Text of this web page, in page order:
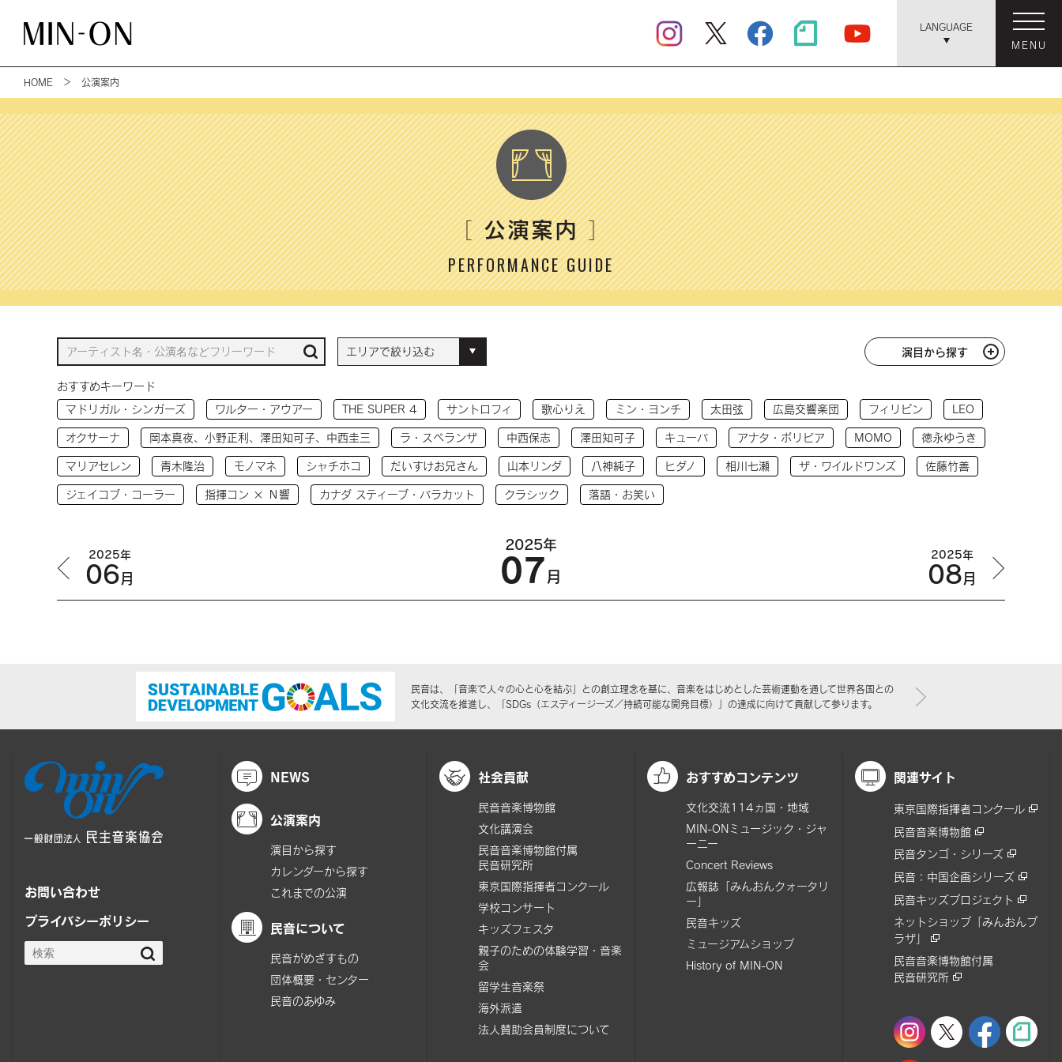
LANGUAGE
MENU
HOME ＞ 公演案内
［公演案内］
PERFORMANCE GUIDE
演目から探す
おすすめキーワード
マドリガル・シンガーズ
ワルター・アウアー THE SUPER 4 サントロフィ 歌心りえ ミン・ヨンチ 太田弦 広島交響楽団 フィリピン LEO
オクサーナ 岡本真夜、小野正利、澤田知可子、中西圭三 ラ・スペランザ 中西保志 澤田知可子 キューバ アナタ・ボリビア MOMO 徳永ゆうき
マリアセレン 青木隆治 モノマネ シャチホコ だいすけお兄さん 山本リンダ 八神純子 ヒダノ 相川七瀬 ザ・ワイルドワンズ 佐藤竹善
ジェイコブ・コーラー 指揮コン × Ｎ響 カナダ スティーブ・バラカット クラシック 落語・お笑い
2025年
06月
2025年
07月
2025年
08月
民音は、「音楽で人々の心と心を結ぶ」との創立理念を基に、音楽をはじめとした芸術運動を通して世界各国との
文化交流を推進し、「SDGs（エスディージーズ／持続可能な開発目標）」の達成に向けて貢献して参ります。
お問い合わせ
プライバシーポリシー
NEWS
公演案内
演目から探す
カレンダーから探す
これまでの公演
民音について
民音がめざすもの
団体概要・センター
民音のあゆみ
社会貢献
民音音楽博物館
文化講演会
民音音楽博物館付属
民音研究所
東京国際指揮者コンクール
学校コンサート
キッズフェスタ
親子のための体験学習・音楽
会
留学生音楽祭
海外派遣
法人賛助会員制度について
おすすめコンテンツ
文化交流114ヵ国・地域
MIN-ONミュージック・ジャ
ーニー
Concert Reviews
広報誌「みんおんクォータリ
ー」
民音キッズ
ミュージアムショップ
History of MIN-ON
関連サイト
東京国際指揮者コンクール
民音音楽博物館
民音タンゴ・シリーズ
民音：中国企画シリーズ
民音キッズプロジェクト
ネットショップ「みんおんプ
ラザ」
民音音楽博物館付属
民音研究所